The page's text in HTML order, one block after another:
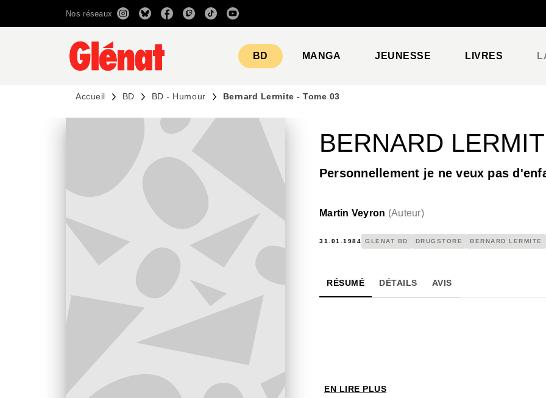
RECHERCHE CONTENU
Nos réseaux
BD MANGA JEUNESSE LIVRES
Accueil BD BD - Humour Bernard Lermite - Tome 03
BERNARD
Personnellement je ne veux pas
Martin Veyron (Auteur)
31.01.1984 GLÉNAT BD DRUGSTORE BERNARD LERMITE
RÉSUMÉ DÉTAILS AVIS
EN LIRE PLUS